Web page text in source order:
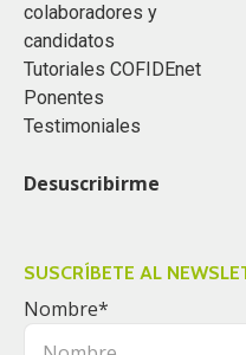
colaboradores y
candidatos
Tutoriales COFIDEnet
Ponentes
Testimoniales
Desuscribirme
SUSCRÍBETE AL
Nombre*